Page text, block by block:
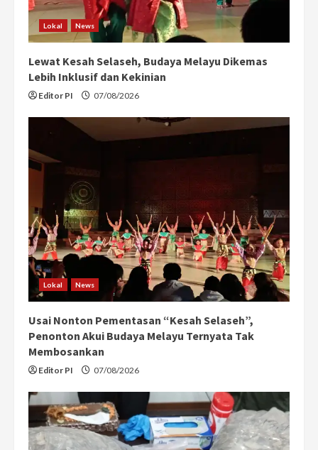
Lokal News
Lewat Kesah Selaseh, Budaya Melayu Dikemas
Lebih Inklusif dan Kekinian
Editor PI 07/08/2026
Lokal News
Usai Nonton Pementasan “Kesah Selaseh”,
Penonton Akui Budaya Melayu Ternyata Tak
Membosankan
Editor PI 07/08/2026